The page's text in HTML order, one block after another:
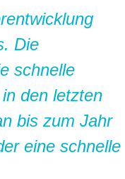
Die
schnelle
den letzten
bis zum Jahr
eine schnelle